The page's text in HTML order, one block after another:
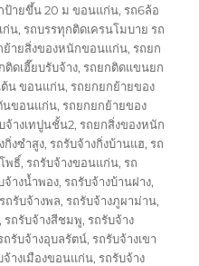
ป้ายขึ้น 20 ม ขอนแก่น,รถ6ล้อ
ก่น,รถบรรทุกติดเครนโมบาย รถ
ายสิ่งของหนักขอนแก่น,รถยก
ติดเฮี๊ยบรับจ้าง,รถยกติดแขนยก
ต้น ขอนแก่น,รถยกยกย้ายของ
นขอนแก่น,รถยกยกย้ายของ
จ้างเทปูนชั้น2,รถยกสิ่งของหนัก
กิ่งซำสูง,รถรับจ้างกิ่งบ้านแฮ,รถ
พธิ์,รถรับจ้างขอนแก่น,รถ
จ้างน้ำพอง,รถรับจ้างบ้านฝาง,
รถรับจ้างพล,รถรับจ้างภูผาม่าน,
,รถรับจ้างสีชมพู,รถรับจ้าง
ถรับจ้างอุบลรัตน์,รถรับจ้างเขา
จ้างเมืองขอนแก่น,รถรับจ้าง